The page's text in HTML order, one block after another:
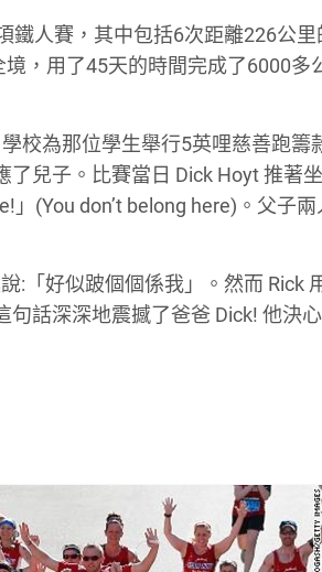
鐵人賽，其中包括6次距離226公里
，用了45天的時間完成了6000多
校為那位學生舉行5英哩慈善跑籌
兒子。比賽當日 Dick Hoyt 推著
」(You don’t belong here)。父子
:「好似跛個個係我」。然而 Rick
話深深地震撼了爸爸 Dick! 他決